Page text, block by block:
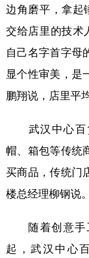
边角磨平，拿起
交给店里的技术
自己名字首字母
显个性审美，是
鹏翔说，店里平
武汉中心百
帽、箱包等传统
买商品，传统门
楼总经理柳钢说。
随着创意手
起，武汉中心